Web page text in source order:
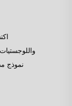
نموذج